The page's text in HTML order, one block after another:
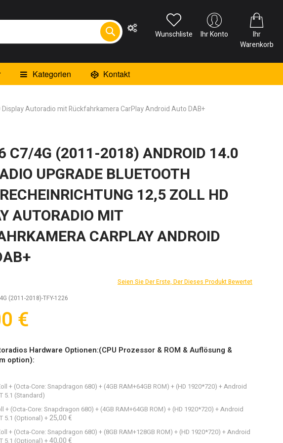
Wunschliste Ihr Konto
Ihr
Warenkorb
Kategorien Kontakt
Autoradio mit Rückfahrkamera CarPlay Android Auto DAB+
C7/4G (2011-2018) ANDROID 14.0
UPGRADE BLUETOOTH
12,5 ZOLL HD
AUTORADIO MIT
CARPLAY ANDROID
Seien Sie Der Erste, Der Dieses Produkt Bewertet
(2011-2018)-TFY-1226
€
Hardware Optionen:(CPU Prozessor & ROM & Auflösung &
option):
+ (Octa-Core: Snapdragon 680) + (4GB RAM+64GB ROM) + (HD 1920*720) + Android
5.1 (Standard)
+ (Octa-Core: Snapdragon 680) + (4GB RAM+64GB ROM) + (HD 1920*720) + Android
5.1 (Optional) +25,00 €
+ (Octa-Core: Snapdragon 680) + (8GB RAM+128GB ROM) + (HD 1920*720) + Android
5.1 (Optional) +40,00 €